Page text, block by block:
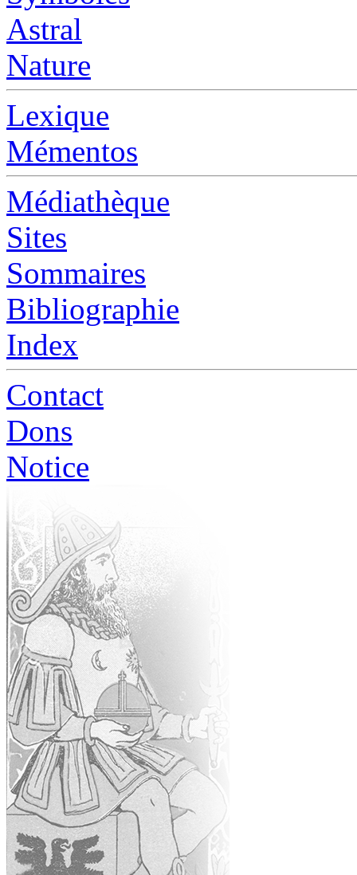
Astral
Nature
Lexique
Mémentos
Médiathèque
Sites
Sommaires
Bibliographie
Index
Contact
Dons
Notice